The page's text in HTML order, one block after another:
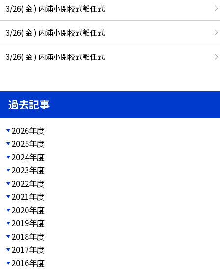
3/26( 金 ) 内浦小閉校式離任式
3/26( 金 ) 内浦小閉校式離任式
3/26( 金 ) 内浦小閉校式離任式
過去記事
2026年度
2025年度
2024年度
2023年度
2022年度
2021年度
2020年度
2019年度
2018年度
2017年度
2016年度